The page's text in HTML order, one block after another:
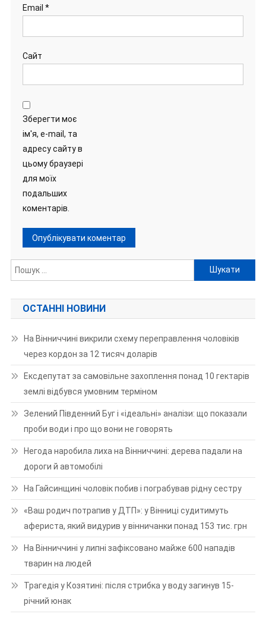
Email *
Сайт
Зберегти моє
ім'я, e-mail, та
адресу сайту в
цьому браузері
для моїх
подальших
коментарів.
Пошук:
ОСТАННІ НОВИНИ
На Вінниччині викрили схему переправлення чоловіків
через кордон за 12 тисяч доларів
Ексдепутат за самовільне захоплення понад 10 гектарів
землі відбувся умовним терміном
Зелений Південний Буг і «ідеальні» аналізи: що показали
проби води і про що вони не говорять
Негода наробила лиха на Вінниччині: дерева падали на
дороги й автомобілі
На Гайсинщині чоловік побив і пограбував рідну сестру
«Ваш родич потрапив у ДТП»: у Вінниці судитимуть
афериста, який видурив у вінничанки понад 153 тис. грн
На Вінниччині у липні зафіксовано майже 600 нападів
тварин на людей
Трагедія у Козятині: після стрибка у воду загинув 15-
річний юнак